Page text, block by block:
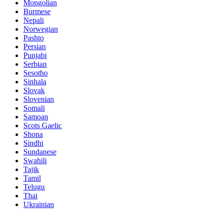
Mongolian
Burmese
Nepali
Norwegian
Pashto
Persian
Punjabi
Serbian
Sesotho
Sinhala
Slovak
Slovenian
Somali
Samoan
Scots Gaelic
Shona
Sindhi
Sundanese
Swahili
Tajik
Tamil
Telugu
Thai
Ukrainian